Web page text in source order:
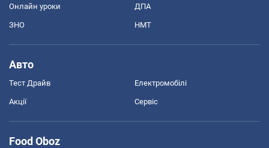
Онлайн уроки ДПА
ЗНО НМТ
Авто
Тест Драйв Електромобілі
Акції Сервіс
Food Oboz